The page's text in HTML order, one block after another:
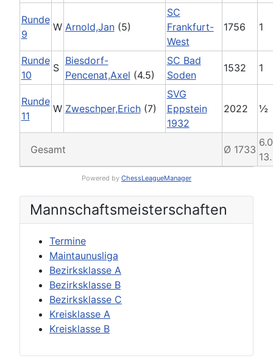
Mannschafts­meisterschaften
Termine
Maintaunusliga
Bezirksklasse A
Bezirksklasse B
Bezirksklasse C
Kreisklasse A
Kreisklasse B
Runde
9
W Arnold,Jan(5)
SC
Frankfurt-
West
1756 1
Runde
10
S
Biesdorf-
Pencenat,Axel (4.5)
SC Bad
Soden
1532 1
Runde
11
W Zweschper,Erich(7)
SVG
Eppstein
1932
2022 ½
Gesamt Ø 1733
Powered by ChessLeagueManager